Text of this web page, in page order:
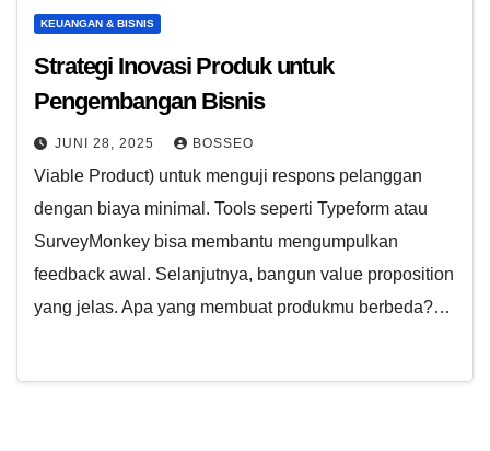
KEUANGAN & BISNIS
Strategi Inovasi Produk untuk
Pengembangan Bisnis
JUNI 28, 2025 BOSSEO
Viable Product) untuk menguji respons pelanggan
dengan biaya minimal. Tools seperti Typeform atau
SurveyMonkey bisa membantu mengumpulkan
feedback awal. Selanjutnya, bangun value proposition
yang jelas. Apa yang membuat produkmu berbeda?…